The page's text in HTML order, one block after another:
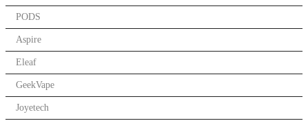
PODS
Aspire
Eleaf
GeekVape
Joyetech